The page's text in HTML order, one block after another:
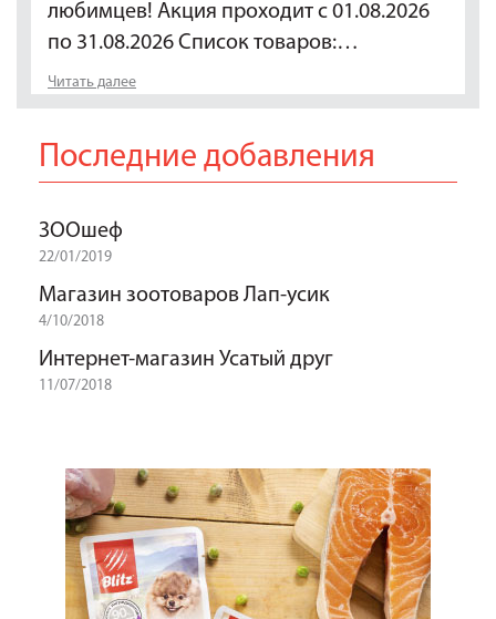
любимцев! Акция проходит с 01.08.2026
по 31.08.2026 Список товаров:…
Читать далее
Последние добавления
ЗООшеф
22/01/2019
Магазин зоотоваров Лап-усик
4/10/2018
Интернет-магазин Усатый друг
11/07/2018